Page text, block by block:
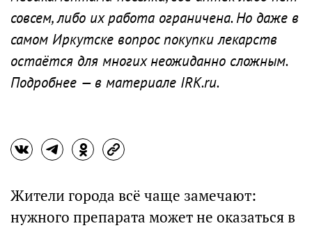
совсем, либо их работа ограничена. Но даже в
самом Иркутске вопрос покупки лекарств
остаётся для многих неожиданно сложным.
Подробнее — в материале IRK.ru.
Жители города всё чаще замечают:
нужного препарата может не оказаться в